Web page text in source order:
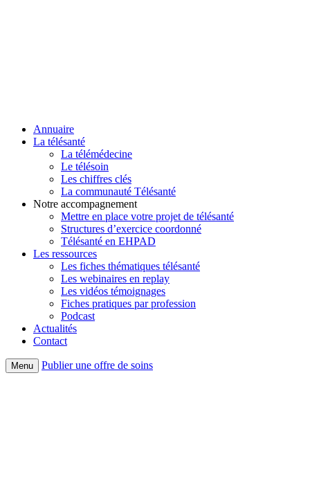
Annuaire
La télésanté
La télémédecine
Le télésoin
Les chiffres clés
La communauté Télésanté
Notre accompagnement
Mettre en place votre projet de télésanté
Structures d’exercice coordonné
Télésanté en EHPAD
Les ressources
Les fiches thématiques télésanté
Les webinaires en replay
Les vidéos témoignages
Fiches pratiques par profession
Podcast
Actualités
Contact
Menu Publier une offre de soins